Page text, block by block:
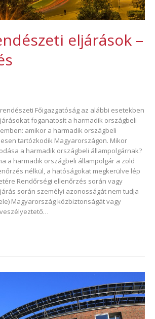
eljárások –
Főigazgatóság az alábbi esetekben
foganatosít a harmadik országbeli
amikor a harmadik országbeli
tartózkodik Magyarországon. Mikor
a harmadik országbeli állampolgárnak?
a harmadik országbeli állampolgár a zöld
nélkül, a hatóságokat megkerülve lép
Rendőrségi ellenőrzés során vagy
során személyi azonosságát nem tudja
Magyarország közbiztonságát vagy